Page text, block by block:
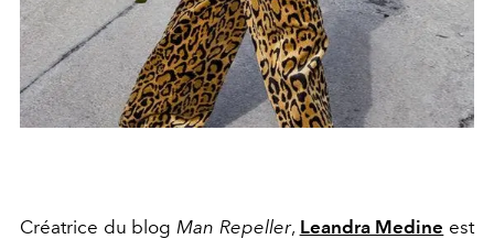
Créatrice du blog Man Repeller, Leandra Medine est